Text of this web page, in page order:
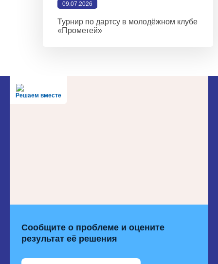
09.07.2026
Турнир по дартсу в молодёжном клубе
«Прометей»
Решаем вместе
Сообщите о проблеме и оцените
результат её решения